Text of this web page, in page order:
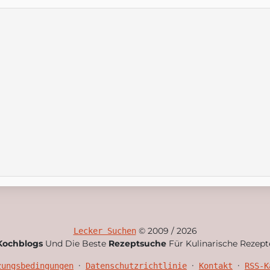
Lecker Suchen© 2009 / 2026
Und Die Beste Rezeptsuche Für Kulinarische
• Datenschutzrichtlinie • Kontakt • RSS-